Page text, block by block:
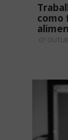
como
07